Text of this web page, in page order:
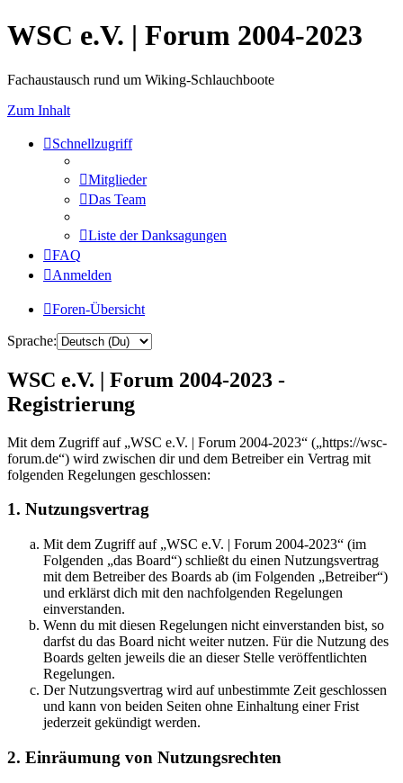
WSC e.V. | Forum 2004-2023
Fachaustausch rund um Wiking-Schlauchboote
Zum Inhalt
Schnellzugriff
Mitglieder
Das Team
Liste der Danksagungen
FAQ
Anmelden
Foren-Übersicht
Sprache:
WSC e.V. | Forum 2004-2023 -
Registrierung
Mit dem Zugriff auf „WSC e.V. | Forum 2004-2023“ („https://wsc-
forum.de“) wird zwischen dir und dem Betreiber ein Vertrag mit
folgenden Regelungen geschlossen:
1. Nutzungsvertrag
Mit dem Zugriff auf „WSC e.V. | Forum 2004-2023“ (im
Folgenden „das Board“) schließt du einen Nutzungsvertrag
mit dem Betreiber des Boards ab (im Folgenden „Betreiber“)
und erklärst dich mit den nachfolgenden Regelungen
einverstanden.
Wenn du mit diesen Regelungen nicht einverstanden bist, so
darfst du das Board nicht weiter nutzen. Für die Nutzung des
Boards gelten jeweils die an dieser Stelle veröffentlichten
Regelungen.
Der Nutzungsvertrag wird auf unbestimmte Zeit geschlossen
und kann von beiden Seiten ohne Einhaltung einer Frist
jederzeit gekündigt werden.
2. Einräumung von Nutzungsrechten